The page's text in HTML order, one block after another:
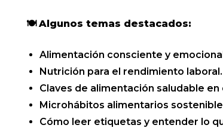
🍽️Algunos temas destacados:
Alimentación consciente y
Nutrición para el rendimiento laboral.
Claves de alimentación saludable
Microhábitos alimentarios
Cómo leer etiquetas y entender lo